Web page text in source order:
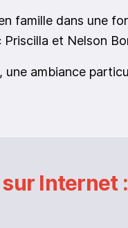
famille dans une
et Nelson
ambiance
Internet :